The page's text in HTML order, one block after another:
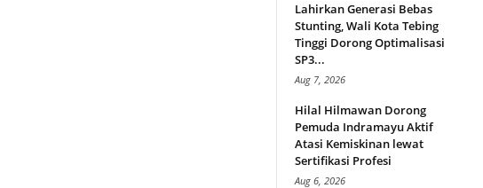
Lahirkan Generasi Bebas
Stunting, Wali Kota Tebing
Tinggi Dorong Optimalisasi
SP3...
Aug 7, 2026
Hilal Hilmawan Dorong
Pemuda Indramayu Aktif
Atasi Kemiskinan lewat
Sertifikasi Profesi
Aug 6, 2026